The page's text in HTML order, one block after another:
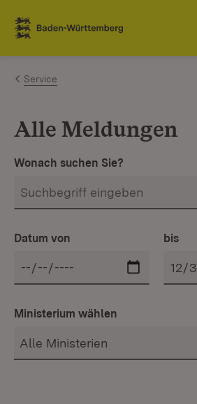
Zum Inhalt springen
Link zur Startseite
Service
Alle Meldungen
Wonach suchen Sie?
Datum von bis
Ministerium wählen